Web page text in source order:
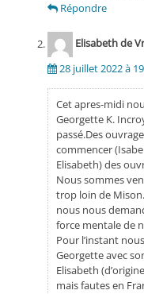
Répondre
Elisabeth de
28 juillet 2022 à
Cet apres-midi
Georgette K.
passé.Des
commencer
Elisabeth) des
Nous sommes
trop loin de
nous nous
force mentale de
Pour l’instant
Georgette avec
Elisabeth
mais fautes en